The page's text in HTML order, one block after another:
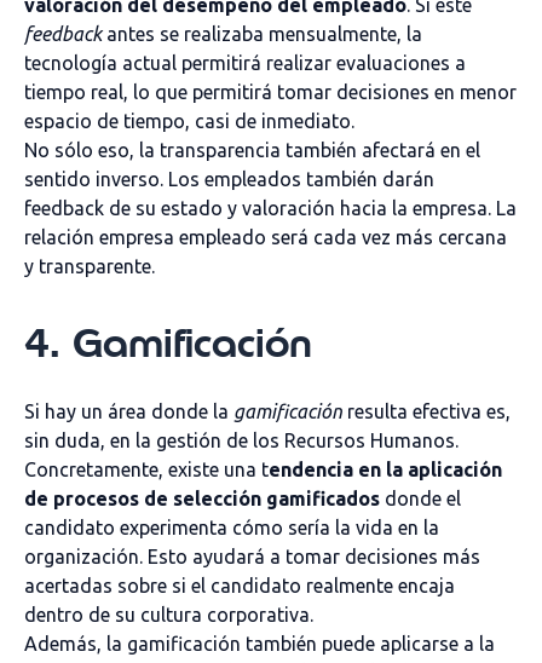
valoración del desempeño del empleado. Si este
feedbackantes se realizaba mensualmente, la
tecnología actual permitirá realizar evaluaciones a
tiempo real, lo que permitirá tomar decisiones en menor
espacio de tiempo, casi de inmediato.
No sólo eso, la transparencia también afectará en el
sentido inverso. Los empleados también darán
feedback de su estado y valoración hacia la empresa. La
relación empresa empleado será cada vez más cercana
y transparente.
4. Gamificación
Si hay un área donde la gamificación resulta efectiva es,
sin duda, en la gestión de los Recursos Humanos.
Concretamente, existe una tendencia en la aplicación
de procesos de selección gamificados donde el
candidato experimenta cómo sería la vida en la
organización. Esto ayudará a tomar decisiones más
acertadas sobre si el candidato realmente encaja
dentro de su cultura corporativa.
Además, la gamificación también puede aplicarse a la